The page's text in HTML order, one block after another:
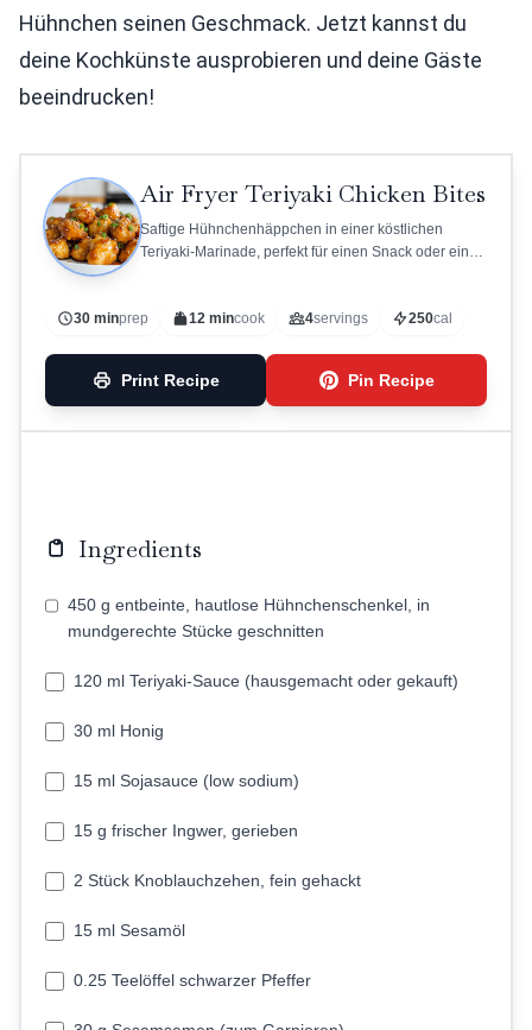
Hühnchen seinen Geschmack. Jetzt kannst du
deine Kochkünste ausprobieren und deine Gäste
beeindrucken!
Air Fryer Teriyaki Chicken Bites
Saftige Hühnchenhäppchen in einer köstlichen
Teriyaki-Marinade, perfekt für einen Snack oder ein
30 minprep 12 mincook 4servings 250cal
Print Recipe Pin Recipe
Ingredients
450 g entbeinte, hautlose Hühnchenschenkel, in
mundgerechte Stücke geschnitten
120 ml Teriyaki-Sauce (hausgemacht oder gekauft)
30 ml Honig
15 ml Sojasauce (low sodium)
15 g frischer Ingwer, gerieben
2 Stück Knoblauchzehen, fein gehackt
15 ml Sesamöl
0.25 Teelöffel schwarzer Pfeffer